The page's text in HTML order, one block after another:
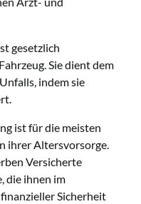
gesetzlich
Sie dient dem
indem sie
ist für die meisten
ihrer Altersvorsorge.
Versicherte
die ihnen im
Sicherheit